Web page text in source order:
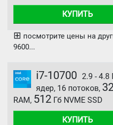
КУПИТЬ
⊞ посмотрите цены на
9600...
i7-10700
2.9 - 4.8
ядер, 16 потоков,
RAM, 512 Гб NVME SSD
КУПИТЬ